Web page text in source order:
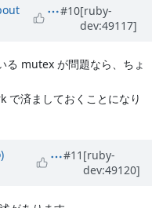
#10[ruby-
dev:49117]
る mutex が問題なら、ちょ
で済ましておくことになり
#11 [ruby-
dev:49120]